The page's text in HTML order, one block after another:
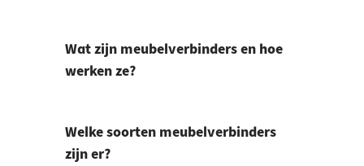
Wat zijn meubelverbinders en hoe
werken ze?
Welke soorten meubelverbinders
zijn er?